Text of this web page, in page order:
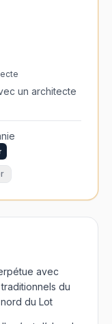
un architecte
avec
du
du Lot